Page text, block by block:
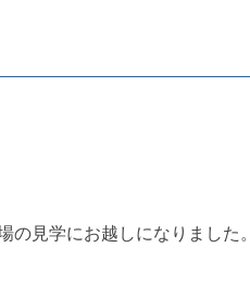
見学にお越しになりました。